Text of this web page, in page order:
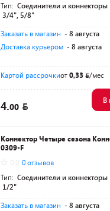
Тип: Соединители и коннекторы
3/4", 5/8"
Заказать в магазин - 8 августа
Доставка курьером - 8 августа
Картой рассрочкиот0,33 /мес
4.00
В
Коннектор Четыре сезона
0309-F
0 отзывов
Тип: Соединители и коннекторы
1/2"
Заказать в магазин - 8 августа